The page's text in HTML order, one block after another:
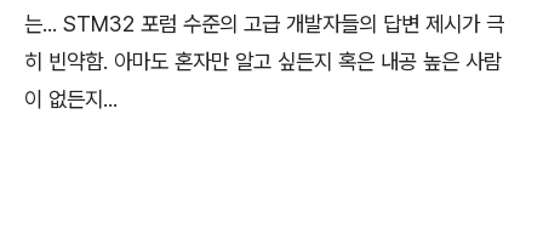
는... STM32 포럼 수준의 고급 개발자들의 답변 제시가 극
히 빈약함. 아마도 혼자만 알고 싶든지 혹은 내공 높은 사람
이 없든지...